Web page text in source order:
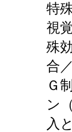
特
視
殊
合
Ｇ
ン
入